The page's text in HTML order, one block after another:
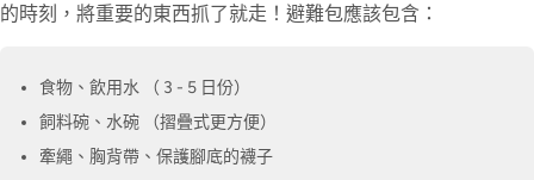
的時刻，將重要的東西抓了就走！避難包應該包含：
食物、飲用水 （ 3 - 5 日份）
飼料碗、水碗 （摺疊式更方便）
牽繩、胸背帶、保護腳底的襪子